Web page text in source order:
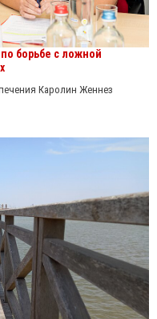
борьбе с ложной
Каролин Женнез